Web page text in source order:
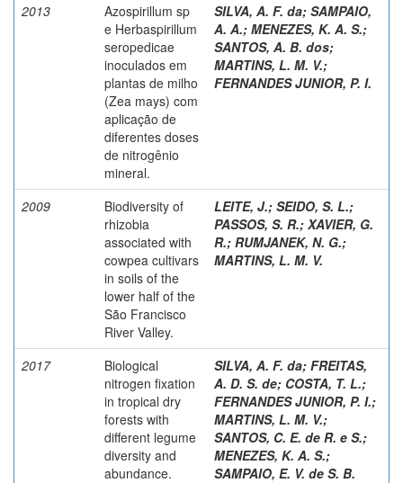
2013
Azospirillum sp
e Herbaspirillum
seropedicae
inoculados em
plantas de milho
(Zea mays) com
aplicação de
diferentes doses
de nitrogênio
mineral.
SILVA, A. F. da; SAMPAIO,
A. A.; MENEZES, K. A. S.;
SANTOS, A. B. dos;
MARTINS, L. M. V.;
FERNANDES JUNIOR, P. I.
2009
Biodiversity of
rhizobia
associated with
cowpea cultivars
in soils of the
lower half of the
São Francisco
River Valley.
LEITE, J.; SEIDO, S. L.;
PASSOS, S. R.; XAVIER, G.
R.; RUMJANEK, N. G.;
MARTINS, L. M. V.
2017
Biological
nitrogen fixation
in tropical dry
forests with
different legume
diversity and
abundance.
SILVA, A. F. da; FREITAS,
A. D. S. de; COSTA, T. L.;
FERNANDES JUNIOR, P. I.;
MARTINS, L. M. V.;
SANTOS, C. E. de R. e S.;
MENEZES, K. A. S.;
SAMPAIO, E. V. de S. B.